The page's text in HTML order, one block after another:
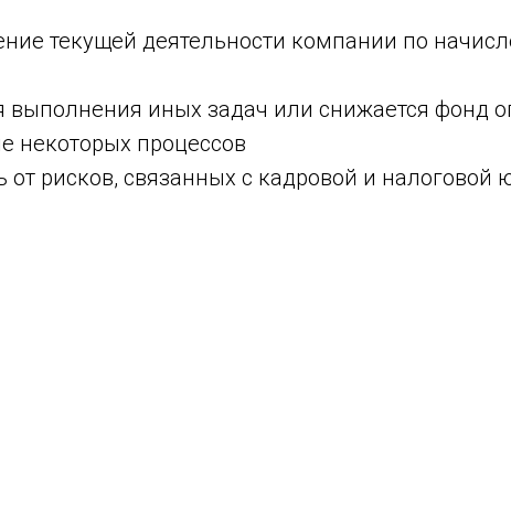
текущей деятельности компании по
иных задач или снижается фонд
некоторых процессов
рисков, связанных с кадровой и налоговой